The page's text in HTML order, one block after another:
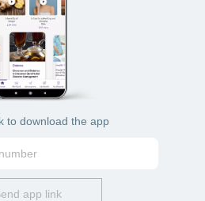
to download the app
app link